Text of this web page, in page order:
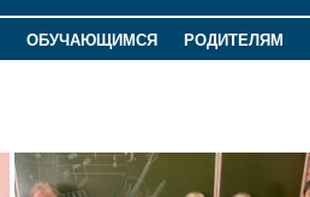
ОБУЧАЮЩИМСЯ РОДИТЕЛЯМ